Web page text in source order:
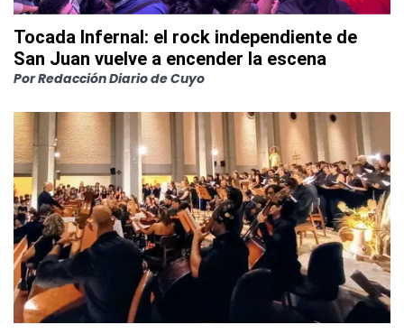
Tocada Infernal: el rock independiente de
San Juan vuelve a encender la escena
PorRedacción Diario de Cuyo